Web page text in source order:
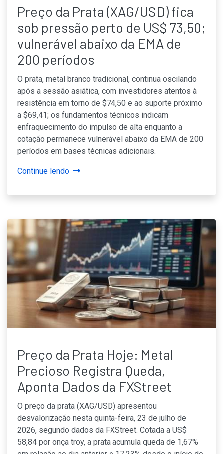
Preço da Prata (XAG/USD) fica
sob pressão perto de US$ 73,50;
vulnerável abaixo da EMA de
200 períodos
O prata, metal branco tradicional, continua oscilando
após a sessão asiática, com investidores atentos à
resistência em torno de $74,50 e ao suporte próximo
a $69,41; os fundamentos técnicos indicam
enfraquecimento do impulso de alta enquanto a
cotação permanece vulnerável abaixo da EMA de 200
períodos em bases técnicas adicionais.
Continue lendo
Preço da Prata Hoje: Metal
Precioso Registra Queda,
Aponta Dados da FXStreet
O preço da prata (XAG/USD) apresentou
desvalorização nesta quinta-feira, 23 de julho de
2026, segundo dados da FXStreet. Cotada a US$
58,84 por onça troy, a prata acumula queda de 1,67%